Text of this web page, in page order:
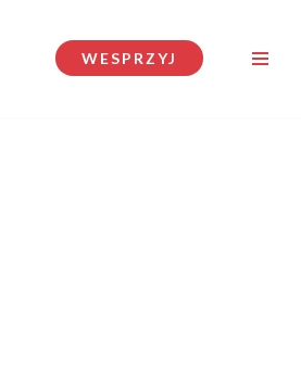
WESPRZYJ